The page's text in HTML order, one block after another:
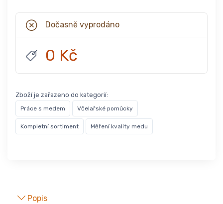
Dočasně vyprodáno
0 Kč
Zboží je zařazeno do kategorií:
Práce s medem Včelařské pomůcky
Kompletní sortiment Měření kvality medu
Popis